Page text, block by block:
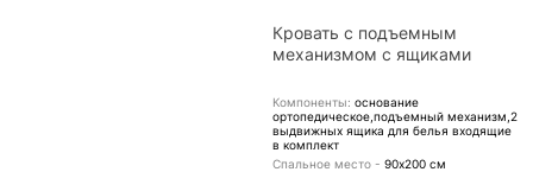
Кровать с подъемным
механизмом с ящиками
Компоненты: основание
ортопедическое,подъемный механизм,2
выдвижных ящика для белья входящие
в комплект
Спальное место - 90х200 см